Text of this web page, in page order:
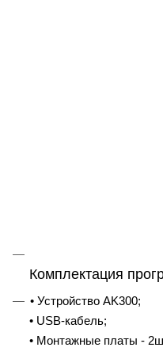
Комплектация
• Устройство AK300;
• USB-кабель;
• Монтажные платы -